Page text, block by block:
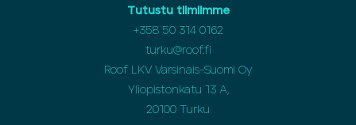
Tutustu tiimiimme
+358 50 314 0162
turku@roof.fi
Roof LKV Varsinais-Suomi Oy
Yliopistonkatu 13 A,
20100 Turku